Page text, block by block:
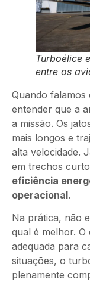
Turboélice
entre os
Quando falamos
entender que a
a missão. Os
mais longos e
alta velocidade.
em trechos
eficiência
operacional.
Na prática, não
qual é melhor. O
adequada para
situações, o
plenamente